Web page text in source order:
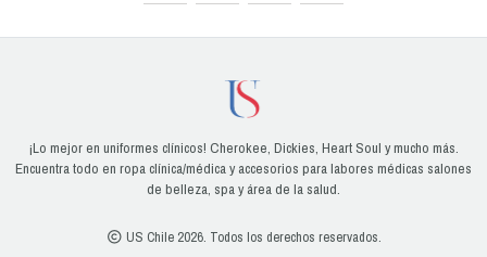
¡Lo mejor en uniformes clínicos! Cherokee, Dickies, Heart Soul y mucho más.
Encuentra todo en ropa clínica/médica y accesorios para labores médicas salones
de belleza, spa y área de la salud.
US Chile 2026. Todos los derechos reservados.